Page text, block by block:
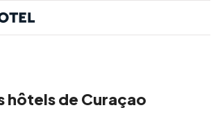
hôtels de Curaçao